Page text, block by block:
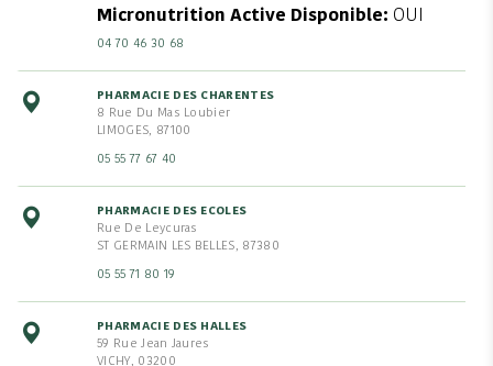
Micronutrition Active Disponible OUI
04 70 46 30 68
PHARMACIE DES CHARENTES
8 Rue Du Mas Loubier
LIMOGES, 87100
05 55 77 67 40
PHARMACIE DES ECOLES
Rue De Leycuras
ST GERMAIN LES BELLES, 87380
05 55 71 80 19
PHARMACIE DES HALLES
59 Rue Jean Jaures
VICHY, 03200